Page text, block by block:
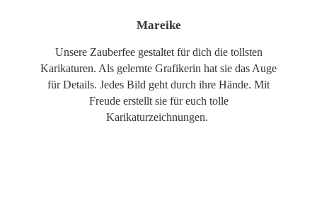
Mareike
Unsere Zauberfee gestaltet für dich die tollsten
Karikaturen. Als gelernte Grafikerin hat sie das Auge
für Details. Jedes Bild geht durch ihre Hände. Mit
Freude erstellt sie für euch tolle
Karikaturzeichnungen.